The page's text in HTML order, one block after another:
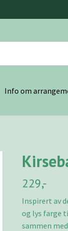
Info om
229,-
Inspirert av
og lys farge
sammen